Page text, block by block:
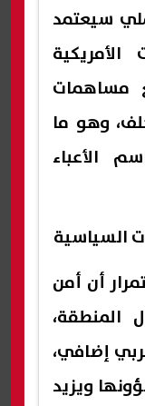
سيعتمد
مساهمات
وهو ما
الأعباء
السياسية
أن أمن
إضافي،
ويزيد